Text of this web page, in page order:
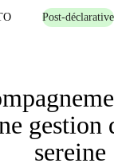
Post-déclarative
gestion
sereine